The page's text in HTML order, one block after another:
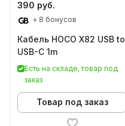
390 руб.
+ 8 бонусов
Кабель HOCO X82 USB to
USB-C 1m
Есть на складе, товар под
заказ
Товар под заказ